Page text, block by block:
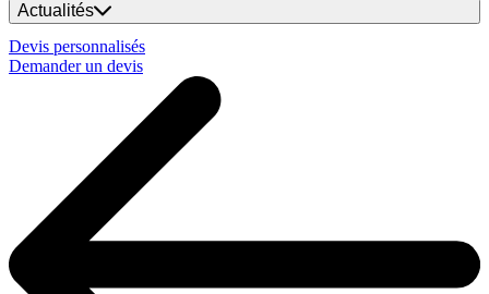
Actualités
Devis personnalisés
Demander un devis